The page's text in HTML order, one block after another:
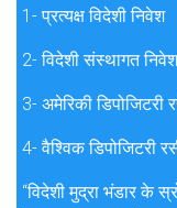
1- प्रत्यक्ष विदेशी निवेश
2- विदेशी संस्थागत निवेश
3- अमेरिकी डिपोजिटरी
4- वैश्विक डिपोजिटरी
“विदेशी मुद्रा भंडार के